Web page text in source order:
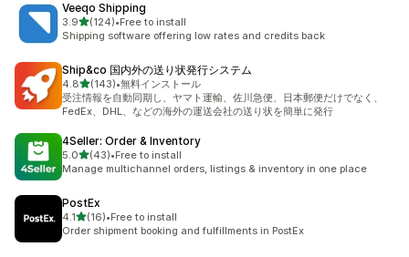
Veeqo Shipping
3.95つ星中
(124)
合計レビュー数：124件
•Free to install
Shipping software offering low rates and credits back
Ship&co 国内外の送り状発行システム
4.85つ星中
(143)
合計レビュー数：143件
•無料インストール
受注情報を自動同期し、ヤマト運輸、佐川急便、日本郵便だけでなく、
FedEx、DHL、などの海外の運送会社の送り状を簡単に発行
4Seller: Order & Inventory
5.05つ星中
(43)
合計レビュー数：43件
•Free to install
Manage multichannel orders, listings & inventory in one place
PostEx
4.15つ星中
(16)
合計レビュー数：16件
•Free to install
Order shipment booking and fulfillments in PostEx